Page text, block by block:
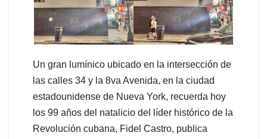
Un gran lumínico ubicado en la intersección de
las calles 34 y la 8va Avenida, en la ciudad
estadounidense de Nueva York, recuerda hoy
los 99 años del natalicio del líder histórico de la
Revolución cubana, Fidel Castro, publica